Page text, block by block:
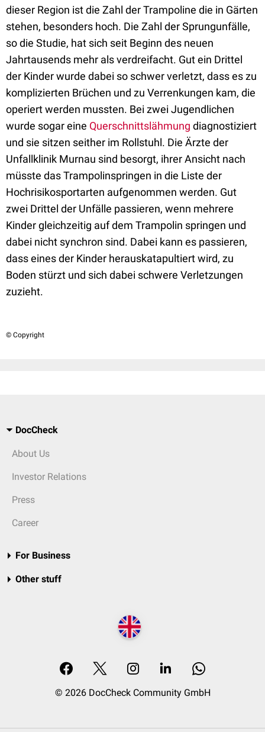
dieser Region ist die Zahl der Trampoline die in Gärten
stehen, besonders hoch. Die Zahl der Sprungunfälle,
so die Studie, hat sich seit Beginn des neuen
Jahrtausends mehr als verdreifacht. Gut ein Drittel
der Kinder wurde dabei so schwer verletzt, dass es zu
komplizierten Brüchen und zu Verrenkungen kam, die
operiert werden mussten. Bei zwei Jugendlichen
wurde sogar eine Querschnittslähmung diagnostiziert
und sie sitzen seither im Rollstuhl. Die Ärzte der
Unfallklinik Murnau sind besorgt, ihrer Ansicht nach
müsste das Trampolinspringen in die Liste der
Hochrisikosportarten aufgenommen werden. Gut
zwei Drittel der Unfälle passieren, wenn mehrere
Kinder gleichzeitig auf dem Trampolin springen und
dabei nicht synchron sind. Dabei kann es passieren,
dass eines der Kinder herauskatapultiert wird, zu
Boden stürzt und sich dabei schwere Verletzungen
zuzieht.
© Copyright
DocCheck
About Us
Investor Relations
Press
Career
For Business
Other stuff
© 2026 DocCheck Community GmbH